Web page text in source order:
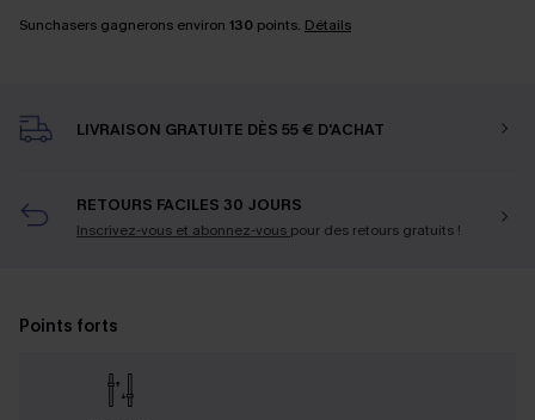
Sunchasers gagnerons environ 130 points. Détails
LIVRAISON GRATUITE DÈS 55 € D'ACHAT
RETOURS FACILES 30 JOURS
Inscrivez-vous et abonnez-vous pour des retours gratuits !
Points forts